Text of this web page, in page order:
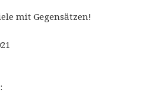
mit Gegensätzen!
: